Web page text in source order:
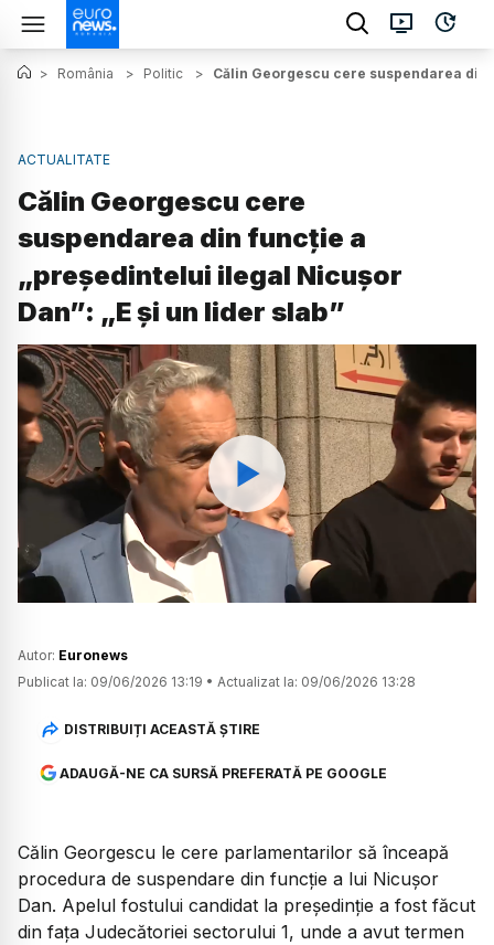
> România > Politic > Călin Georgescu cere suspendarea din
ACTUALITATE
Călin Georgescu cere
suspendarea din funcție a
„președintelui ilegal Nicușor
Dan”: „E și un lider slab”
Watch
Autor: Euronews
Publicat la: 09/06/2026 13:19 • Actualizat la: 09/06/2026 13:28
DISTRIBUIȚI ACEASTĂ ȘTIRE
ADAUGĂ-NE CA SURSĂ PREFERATĂ PE GOOGLE
Călin Georgescu le cere parlamentarilor să înceapă
procedura de suspendare din funcție a lui Nicușor
Dan. Apelul fostului candidat la președinție a fost făcut
din fața Judecătoriei sectorului 1, unde a avut termen